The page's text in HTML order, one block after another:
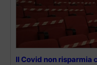
Il Covid non risparmia